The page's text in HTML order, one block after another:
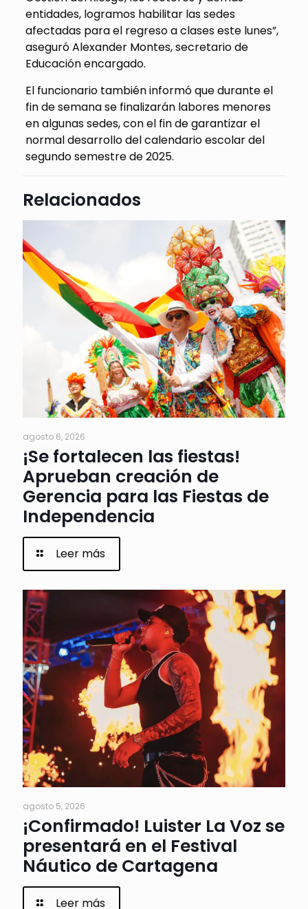
entidades, logramos habilitar las sedes
afectadas para el regreso a clases este lunes”,
aseguró Alexander Montes, secretario de
Educación encargado.
El funcionario también informó que durante el
fin de semana se finalizarán labores menores
en algunas sedes, con el fin de garantizar el
normal desarrollo del calendario escolar del
segundo semestre de 2025.
Relacionados
agosto 6, 2026
¡Se fortalecen las fiestas!
Aprueban creación de
Gerencia para las Fiestas de
Independencia
Leer más
agosto 5, 2026
¡Confirmado! Luister La Voz se
presentará en el Festival
Náutico de Cartagena
Leer más